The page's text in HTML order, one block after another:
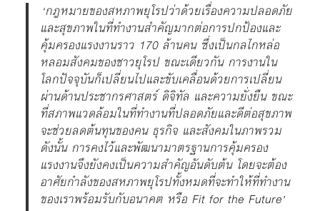
‘กฎหมายของสหภาพยุโรปว่าด้วยเรื่องความปลอดภัย
และสุขภาพในที่ทำงานสำคัญมากต่อการปกป้องและ
คุ้มครองแรงงานราว 170 ล้านคน ซึ่งเป็นกลไกหล่อ
หลอมสังคมของชาวยุโรป ขณะเดียวกัน การงานใน
โลกปัจจุบันก็เปลี่ยนไปและขับเคลื่อนด้วยการเปลี่ยน
ผ่านด้านประชากรศาสตร์ ดิจิทัล และความยั่งยืน ขณะ
ที่สภาพแวดล้อมในที่ทำงานที่ปลอดภัยและดีต่อสุขภาพ
จะช่วยลดต้นทุนของคน ธุรกิจ และสังคมในภาพรวม
ดังนั้น การคงไว้และพัฒนามาตรฐานการคุ้มครอง
แรงงานจึงยังคงเป็นความสำคัญอันดับต้น โดยจะต้อง
อาศัยกำลังของสหภาพยุโรปทั้งหมดที่จะทำให้ที่ทำงาน
ของเราพร้อมรับกับอนาคต หรือ Fit for the Future’